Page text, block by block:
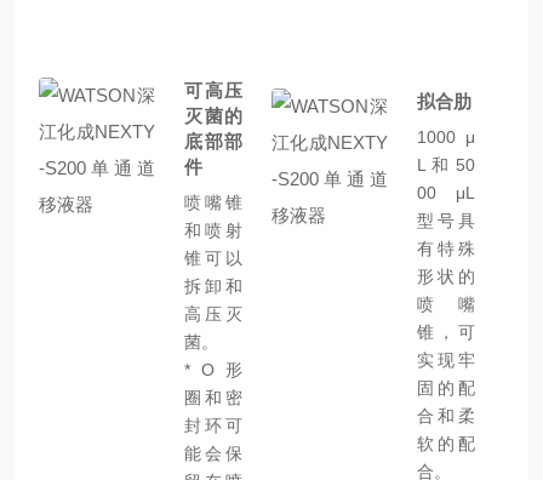
可高压
灭菌的
底部部
件
喷嘴锥
和喷射
锥可以
拆卸和
高压灭
菌。
* O 形
圈和密
封环可
能会保
拟合肋
1000 μ
L 和 50
00 μL
型号具
有特殊
形状的
喷嘴
锥，可
实现牢
固的配
合和柔
软的配
合。